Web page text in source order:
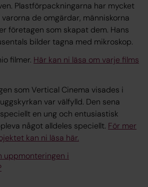
Plastförpackningarna har mycket
de omgärdar, människorna
företagen som skapat dem. Hans
bilder tagna med mikroskop.
filmer. Här kan ni läsa om varje films
som Vertical Cinema visades i
var välfylld. Den sena
en ung och entusiastisk
något alldeles speciellt. För mer
kan ni läsa här.
uppmonteringen i